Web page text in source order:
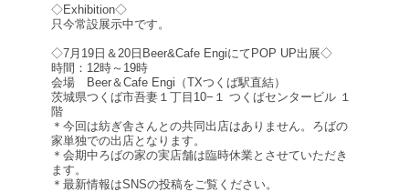
◇Exhibition◇
只今常設展示中です。
◇7月19日＆20日Beer&Cafe EngiにてPOP UP出展◇
時間：12時～19時
会場 Beer＆Cafe Engi（TXつくば駅直結）
茨城県つくば市吾妻１丁目10−１ つくばセンタービル １
階
＊今回は紡ぎ舎さんとの共同出店はありません。ろばの
家単独での出店となります。
＊会期中ろばの家の実店舗は臨時休業とさせていただき
ます。
＊最新情報はSNSの投稿をご覧ください。